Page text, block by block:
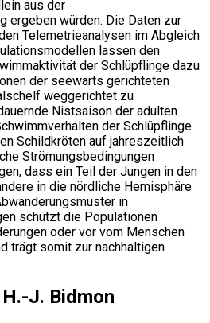
aus der
ergeben würden. Die Daten zur
Telemetrieanalysen im Abgleich
lassen den
der Schlüpflinge dazu
der seewärts gerichteten
weggerichtet zu
Nistsaison der adulten
der Schlüpflinge
Schildkröten auf jahreszeitlich
Strömungsbedingungen
dass ein Teil der Jungen in den
in die nördliche Hemisphäre
in
schützt die Populationen
oder vor vom Menschen
trägt somit zur nachhaltigen
J. Bidmon